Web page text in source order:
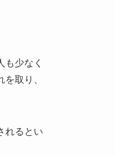
少なく
取り、
れるとい